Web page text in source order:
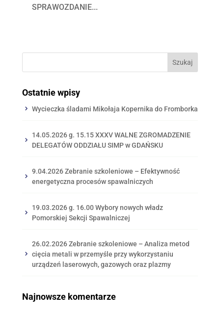
SPRAWOZDANIE...
Ostatnie wpisy
Wycieczka śladami Mikołaja Kopernika do Fromborka
14.05.2026 g. 15.15 XXXV WALNE ZGROMADZENIE
DELEGATÓW ODDZIAŁU SIMP w GDAŃSKU
9.04.2026 Zebranie szkoleniowe – Efektywność
energetyczna procesów spawalniczych
19.03.2026 g. 16.00 Wybory nowych władz
Pomorskiej Sekcji Spawalniczej
26.02.2026 Zebranie szkoleniowe – Analiza metod
cięcia metali w przemyśle przy wykorzystaniu
urządzeń laserowych, gazowych oraz plazmy
Najnowsze komentarze